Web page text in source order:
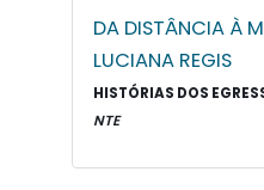
DA DISTÂNCIA À
LUCIANA REGIS
HISTÓRIAS DOS
NTE